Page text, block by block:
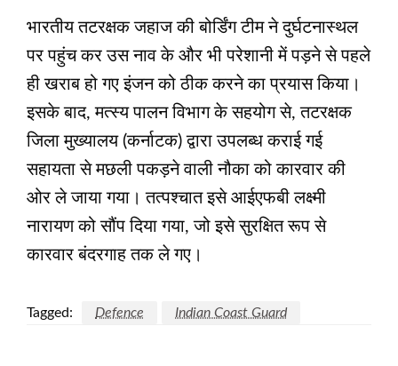
भारतीय तटरक्षक जहाज की बोर्डिंग टीम ने दुर्घटनास्थल
पर पहुंच कर उस नाव के और भी परेशानी में पड़ने से पहले
ही खराब हो गए इंजन को ठीक करने का प्रयास किया।
इसके बाद, मत्स्य पालन विभाग के सहयोग से, तटरक्षक
जिला मुख्यालय (कर्नाटक) द्वारा उपलब्ध कराई गई
सहायता से मछली पकड़ने वाली नौका को कारवार की
ओर ले जाया गया। तत्पश्चात इसे आईएफबी लक्ष्मी
नारायण को सौंप दिया गया, जो इसे सुरक्षित रूप से
कारवार बंदरगाह तक ले गए।
Tagged: Defence Indian Coast Guard